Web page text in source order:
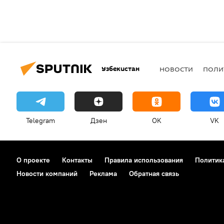
Узбекистан НОВОСТИ
Telegram Дзен OK VK
О проекте Контакты Правила использования
Новости компаний
Реклама Обратная связь